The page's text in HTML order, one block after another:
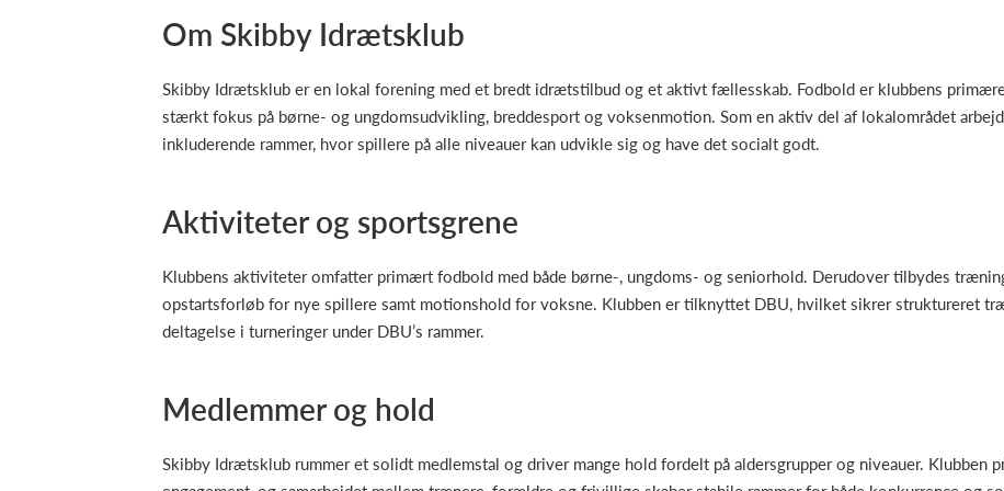
Om Skibby Idrætsklub
Skibby Idrætsklub er en lokal forening med et bredt idrætstilbud og et aktivt fællesskab. Fodbold er klubbens
stærkt fokus på børne- og ungdomsudvikling, breddesport og voksenmotion. Som en aktiv del af lokalområdet
inkluderende rammer, hvor spillere på alle niveauer kan udvikle sig og have det socialt godt.
Aktiviteter og sportsgrene
Klubbens aktiviteter omfatter primært fodbold med både børne-, ungdoms- og seniorhold. Derudover tilbydes
opstartsforløb for nye spillere samt motionshold for voksne. Klubben er tilknyttet DBU, hvilket sikrer struktureret
deltagelse i turneringer under DBU’s rammer.
Medlemmer og hold
Skibby Idrætsklub rummer et solidt medlemstal og driver mange hold fordelt på aldersgrupper og niveauer. Klubben